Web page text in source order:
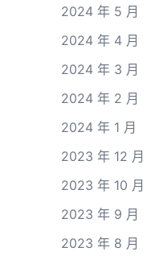
2024 年 5 月
2024 年 4 月
2024 年 3 月
2024 年 2 月
2024 年 1 月
2023 年 12 月
2023 年 10 月
2023 年 9 月
2023 年 8 月